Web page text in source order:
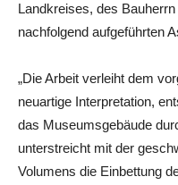
Landkreises, des
nachfolgend aufgeführten
„Die Arbeit verleiht dem
neuartige Interpretation,
das Museumsgebäude
unterstreicht mit der
Volumens die Einbettung